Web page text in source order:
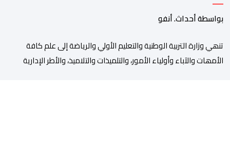
بواسطة أحداث. أنفو
تنھي وزارة التربیة الوطنیة والتعلیم الأولي والریاضة إلى علم كافة
الأمھات والآباء وأولیاء الأمور، والتلمیذات والتلامیذ، والأطر الإداریة